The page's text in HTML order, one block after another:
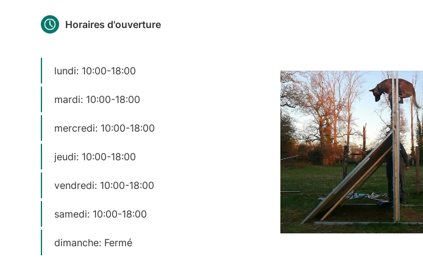
Horaires d'ouverture
lundi: 10:00-18:00
mardi: 10:00-18:00
mercredi: 10:00-18:00
jeudi: 10:00-18:00
vendredi: 10:00-18:00
samedi: 10:00-18:00
dimanche: Fermé